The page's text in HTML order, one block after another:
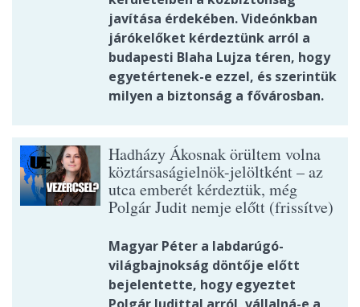
javítása érdekében. Videónkban
járókelőket kérdeztünk arról a
budapesti Blaha Lujza téren, hogy
egyetértenek-e ezzel, és szerintük
milyen a biztonság a fővárosban.
Hadházy Ákosnak örültem volna
köztársaságielnök-jelöltként – az
utca emberét kérdeztük, még
Polgár Judit nemje előtt (frissítve)
Magyar Péter a labdarúgó-
világbajnokság döntője előtt
bejelentette, hogy egyeztet